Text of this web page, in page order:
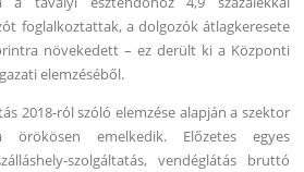
foglalkoztattak, a dolgozók átlagkeresete
növekedett – ez derült ki a Központi
elemzéséből.
2018-ról szóló elemzése alapján a szektor
örökösen emelkedik. Előzetes egyes
szolgáltatás, vendéglátás bruttó